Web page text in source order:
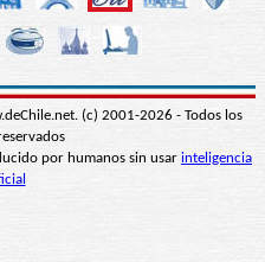
(c) 2001-2026 - Todos los
por humanos sin usar inteligencia